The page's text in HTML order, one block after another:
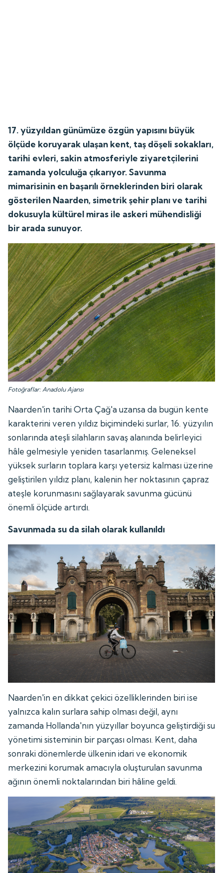
17. yüzyıldan günümüze özgün yapısını büyük
ölçüde koruyarak ulaşan kent, taş döşeli sokakları,
tarihi evleri, sakin atmosferiyle ziyaretçilerini
zamanda yolculuğa çıkarıyor. Savunma
mimarisinin en başarılı örneklerinden biri olarak
gösterilen Naarden, simetrik şehir planı ve tarihi
dokusuyla kültürel miras ile askeri mühendisliği
bir arada sunuyor.
Fotoğraflar: Anadolu Ajansı
Naarden'in tarihi Orta Çağ'a uzansa da bugün kente
karakterini veren yıldız biçimindeki surlar, 16. yüzyılın
sonlarında ateşli silahların savaş alanında belirleyici
hâle gelmesiyle yeniden tasarlanmış. Geleneksel
yüksek surların toplara karşı yetersiz kalması üzerine
geliştirilen yıldız planı, kalenin her noktasının çapraz
ateşle korunmasını sağlayarak savunma gücünü
önemli ölçüde artırdı.
Savunmada su da silah olarak kullanıldı
Naarden'in en dikkat çekici özelliklerinden biri ise
yalnızca kalın surlara sahip olması değil, aynı
zamanda Hollanda'nın yüzyıllar boyunca geliştirdiği su
yönetimi sisteminin bir parçası olması. Kent, daha
sonraki dönemlerde ülkenin idari ve ekonomik
merkezini korumak amacıyla oluşturulan savunma
ağının önemli noktalarından biri hâline geldi.